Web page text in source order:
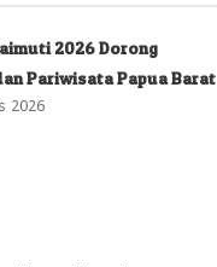
2026 Dorong
Pariwisata Papua Barat
2026